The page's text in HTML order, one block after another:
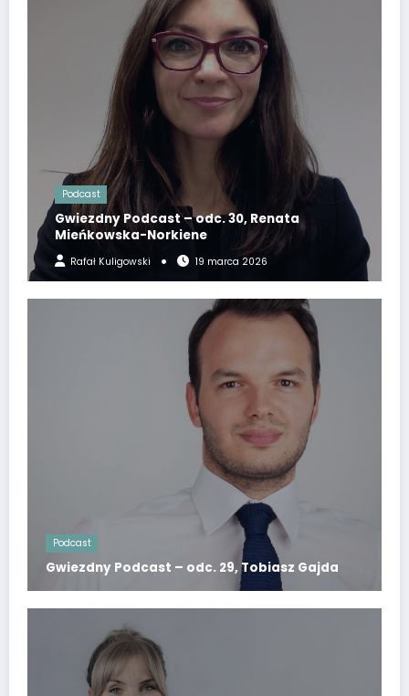
Podcast
Gwiezdny Podcast – odc. 30, Renata
Mieńkowska-Norkiene
Rafał Kuligowski 19 marca 2026
Podcast
Gwiezdny Podcast – odc. 29, Tobiasz Gajda